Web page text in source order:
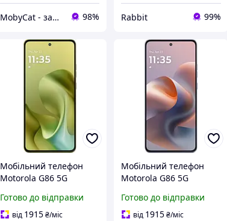
MobyCat - запчастини для мобільних телефонів та планшетів 98% Rabbit 99%
Мобільний телефон
Motorola G86 5G
(PB7L0115RS)
Готово до відправки
від 1915₴/міс
Мобільний телефон
Motorola G86 5G
(PB7L0090RS)
Готово до відправки
від 1915₴/міс